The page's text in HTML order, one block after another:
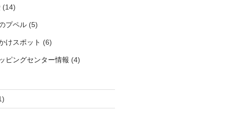
(14)
プペル(5)
けスポット (6)
ピングセンター情報 (4)